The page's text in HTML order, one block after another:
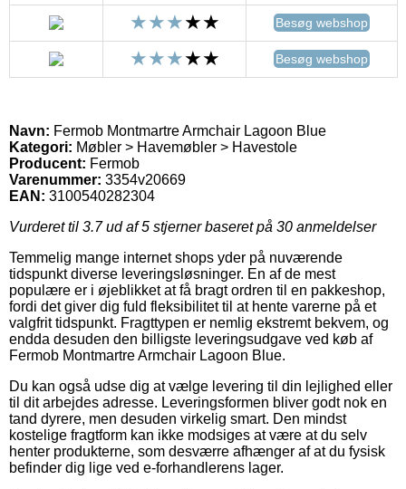
Besøg webshop
Besøg webshop
Navn: Fermob Montmartre Armchair Lagoon Blue
Kategori: Møbler > Havemøbler > Havestole
Producent: Fermob
Varenummer: 3354v20669
EAN: 3100540282304
Vurderet til 3.7ud af 5 stjerner baseret på 30 anmeldelser
Temmelig mange internet shops yder på nuværende
tidspunkt diverse leveringsløsninger. En af de mest
populære er i øjeblikket at få bragt ordren til en pakkeshop,
fordi det giver dig fuld fleksibilitet til at hente varerne på et
valgfrit tidspunkt. Fragttypen er nemlig ekstremt bekvem, og
endda desuden den billigste leveringsudgave ved køb af
Fermob Montmartre Armchair Lagoon Blue.
Du kan også udse dig at vælge levering til din lejlighed eller
til dit arbejdes adresse. Leveringsformen bliver godt nok en
tand dyrere, men desuden virkelig smart. Den mindst
kostelige fragtform kan ikke modsiges at være at du selv
henter produkterne, som desværre afhænger af at du fysisk
befinder dig lige ved e-forhandlerens lager.